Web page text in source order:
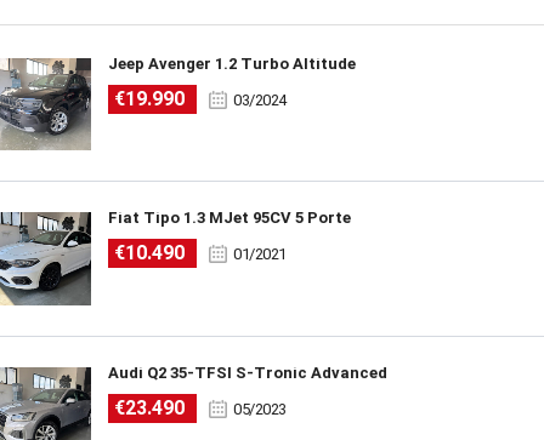
Jeep Avenger 1.2 Turbo Altitude
€19.990 03/2024
Fiat Tipo 1.3 MJet 95CV 5 Porte
€10.490 01/2021
Audi Q2 35-TFSI S-Tronic Advanced
€23.490 05/2023